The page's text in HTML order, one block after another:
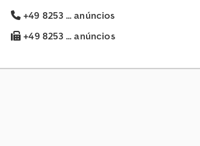
+49 8253 ... anúncios
+49 8253 ... anúncios